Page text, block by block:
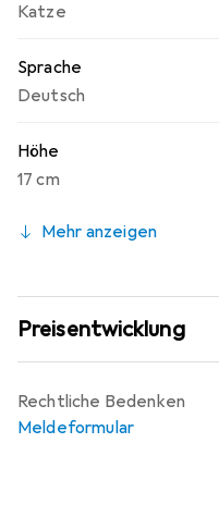
Katze
Sprache
Deutsch
Höhe
17 cm
Mehr anzeigen
Preisentwicklung
Rechtliche Bedenken
Meldeformular